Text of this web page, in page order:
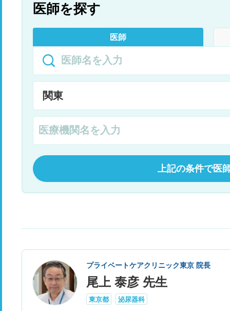
医師を探す
医師
上記の条件で医
プライベートケアクリニック東京 院長
尾上 泰彦 先生
東京都 泌尿器科